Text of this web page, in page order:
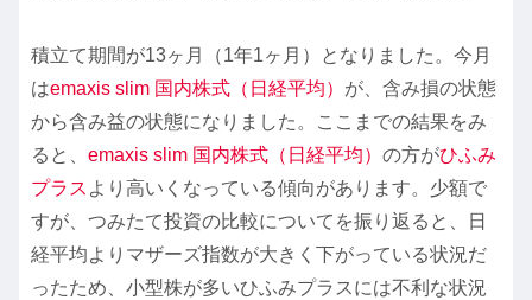
積立て期間が13ヶ月（1年1ヶ月）となりました。今月
はemaxis slim 国内株式（日経平均） が、含み損の状態
から含み益の状態になりました。ここまでの結果をみ
ると、 emaxis slim 国内株式（日経平均） の方がひふみ
プラス より高いくなっている傾向があります。少額で
すが、つみたて投資の比較についてを振り返ると、日
経平均よりマザーズ指数が大きく下がっている状況だ
ったため、小型株が多いひふみプラスには不利な状況